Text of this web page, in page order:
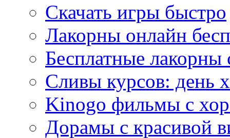
Скачать игры быстро
Лакорны онлайн
Бесплатные лакорны
Сливы курсов: день
Kinogo фильмы с
Дорамы с красивой